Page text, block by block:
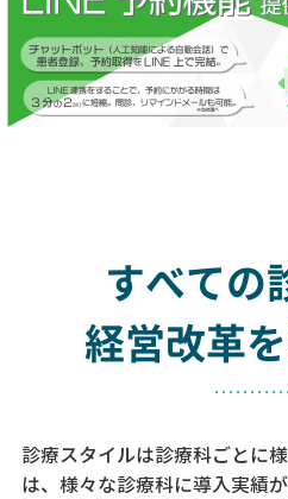
すべての
経営改革
診療スタイルは診療科ごとに
は、様々な診療科に導入実績が